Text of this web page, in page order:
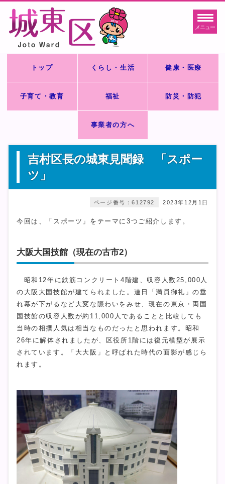
メニュー
トップ くらし・生活 健康・医療
子育て・教育 福祉 防災・防犯
事業者の方へ
吉村区長の城東見聞録 「スポー
ツ」
2023年12月1日
ページ番号：612792
今回は、「スポーツ」をテーマに3つご紹介します。
大阪大国技館（現在の古市2）
昭和12年に鉄筋コンクリート4階建、収容人数25,000人
の大阪大国技館が建てられました。連日「満員御礼」の垂
れ幕が下がるなど大変な賑わいをみせ、現在の東京・両国
国技館の収容人数が約11,000人であることと比較しても
当時の相撲人気は相当なものだったと思われます。昭和
26年に解体されましたが、区役所1階には復元模型が展示
されています。「大大阪」と呼ばれた時代の面影が感じら
れます。